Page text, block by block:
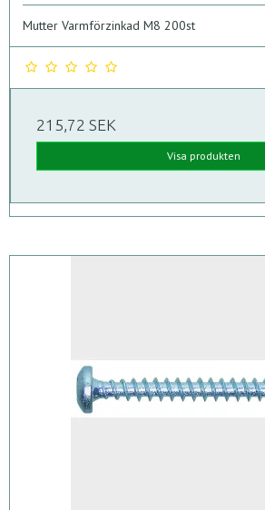
Mutter Varmförzinkad M8 200st
215,72 SEK
Visa produkten